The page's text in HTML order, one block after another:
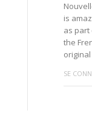
is
as part
the
SE